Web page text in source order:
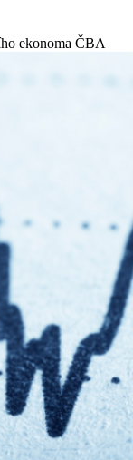
ekonoma ČBA